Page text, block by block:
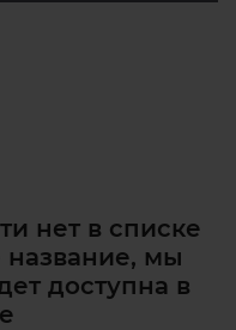
нет в списке
мы
доступна в